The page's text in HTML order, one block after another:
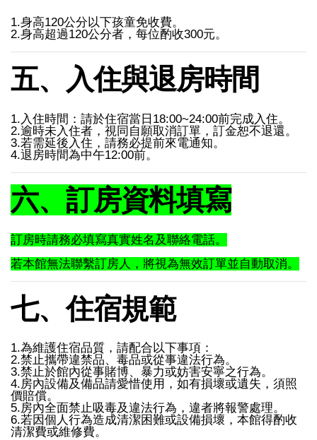
1.身高120公分以下孩童免收費。
2.身高超過120公分者，每位酌收300元。
五、入住與退房時間
1.入住時間：請於住宿當日18:00~24:00前完成入住。
2.逾時未入住者，視同自願取消訂單，訂金恕不退還。
3.若需延後入住，請務必提前來電通知。
4.退房時間為中午12:00前。
六、訂房資料填寫
訂房時請務必填寫真實姓名及聯絡電話。
若本館無法聯繫訂房人，將視為無效訂單並自動取消。
七、住宿規範
1.為維護住宿品質，請配合以下事項：
2.禁止攜帶違禁品、毒品或從事違法行為。
3.禁止於館內從事賭博、暴力或妨害安寧之行為。
4.房內設備及備品請愛惜使用，如有損壞或遺失，須照
價賠償。
5.房內全面禁止吸毒及違法行為，違者將報警處理。
6.若因個人行為造成清潔困難或設備損壞，本館得酌收
清潔費或維修費。